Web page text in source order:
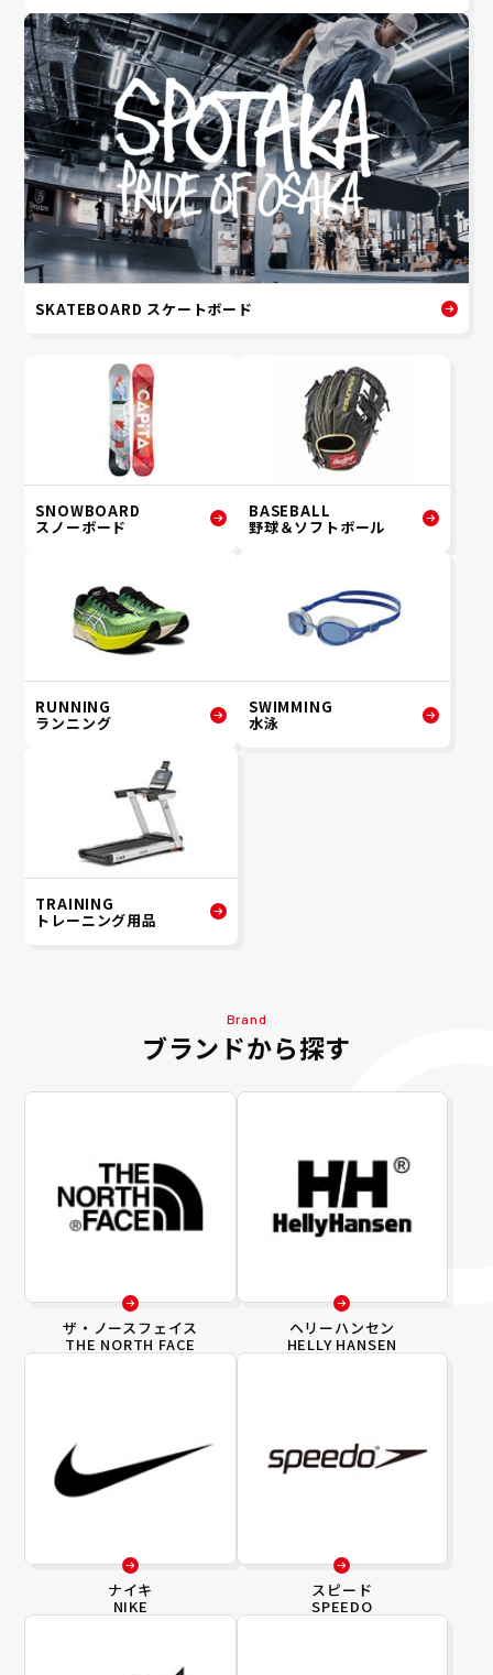
SKATEBOARD スケートボード
SNOWBOARD
スノーボード
BASEBALL
野球＆ソフトボール
RUNNING
ランニング
SWIMMING
水泳
TRAINING
トレーニング用品
Brand
ブランドから探す
ザ・ノースフェイス
THE NORTH FACE
ヘリーハンセン
HELLY HANSEN
ナイキ
NIKE
スピード
SPEEDO